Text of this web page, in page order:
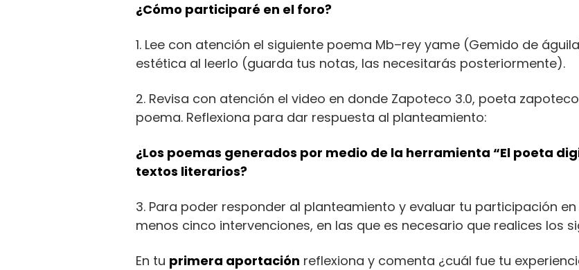
¿Cómo participaré en el foro?
1. Lee con atención el siguiente poema Mb–rey yame (Gemido de
estética al leerlo (guarda tus notas, las necesitarás posteriormente).
2. Revisa con atención el video en donde Zapoteco 3.0, poeta
poema. Reflexiona para dar respuesta al planteamiento:
¿Los poemas generados por medio de la herramienta “El poeta
textos literarios?
3. Para poder responder al planteamiento y evaluar tu participación
menos cinco intervenciones, en las que es necesario que realices los
En tu primera aportación reflexiona y comenta ¿cuál fue tu